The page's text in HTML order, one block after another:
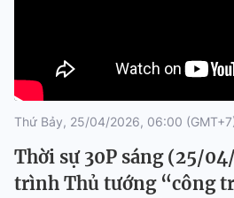
Thứ Bảy, 25/04/2026, 06:00
Thời sự 30P sáng (25/
trình Thủ tướng “công